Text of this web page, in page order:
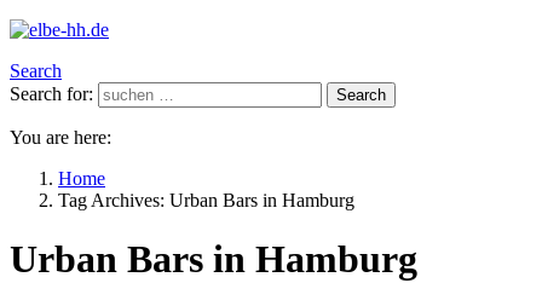
Search
Search for:
Search
You are here:
Home
Tag Archives: Urban Bars in Hamburg
Urban Bars in Hamburg